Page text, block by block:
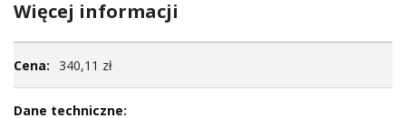
Więcej informacji
informacji340,11 zł